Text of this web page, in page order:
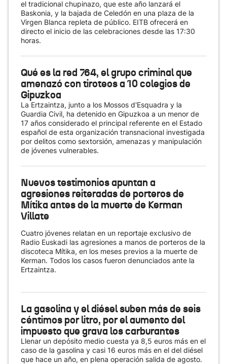
el tradicional chupinazo, que este año lanzará el
Baskonia, y la bajada de Celedón en una plaza de la
Virgen Blanca repleta de público. EITB ofrecerá en
directo el inicio de las celebraciones desde las 17:30
horas.
Qué es la red 764, el grupo criminal que
amenazó con tiroteos a 10 colegios de
Gipuzkoa
La Ertzaintza, junto a los Mossos d'Esquadra y la
Guardia Civil, ha detenido en Gipuzkoa a un menor de
17 años considerado el principal referente en el Estado
español de esta organización transnacional investigada
por delitos como sextorsión, amenazas y manipulación
de jóvenes vulnerables.
Nuevos testimonios apuntan a
agresiones reiteradas de porteros de
Mítika antes de la muerte de Kerman
Villate
Cuatro jóvenes relatan en un reportaje exclusivo de
Radio Euskadi las agresiones a manos de porteros de la
discoteca Mítika, en los meses previos a la muerte de
Kerman. Todos los casos fueron denunciados ante la
Ertzaintza.
La gasolina y el diésel suben más de seis
céntimos por litro, por el aumento del
impuesto que grava los carburantes
Llenar un depósito medio cuesta ya 8,5 euros más en el
caso de la gasolina y casi 16 euros más en el del diésel
que hace un año, en plena operación salida de agosto.